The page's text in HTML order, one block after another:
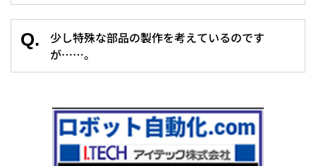
Q.
少し特殊な部品の製作を考えているのです
が……。